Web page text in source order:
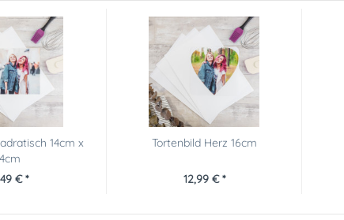
14cm x
€ *
Tortenbild Herz 16cm
12,99 € *